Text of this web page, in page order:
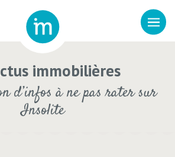
immobilières
d’infos à ne pas rater sur
Insolite